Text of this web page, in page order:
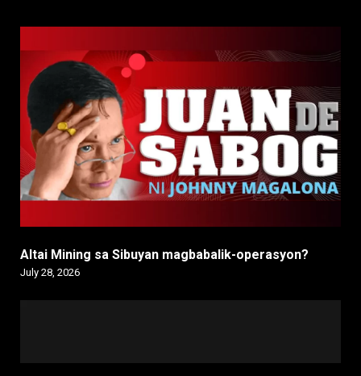
Altai Mining sa Sibuyan magbabalik-operasyon?
July 28, 2026